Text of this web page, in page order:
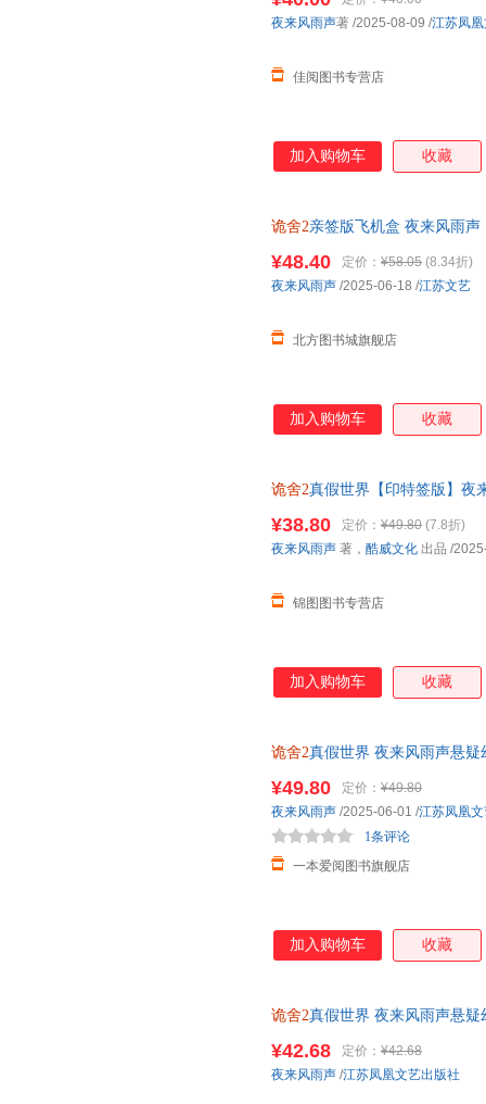
佳阅图书专营店
夜来风雨声著 /2025-08-09 /江苏凤
加入购物车 收藏
诡舍2亲签版飞机盒 夜来风雨声
¥48.40 定价： ¥58.05 (8.34折)
北方图书城旗舰店
夜来风雨声 /2025-06-18 /江苏文艺
加入购物车 收藏
诡舍2真假世界【印特签版】夜
¥38.80 定价： ¥49.80 (7.8折)
锦图图书专营店
夜来风雨声 著， 酷威文化 出品 /
加入购物车 收藏
诡舍2真假世界 夜来风雨声悬
¥49.80 定价： ¥49.80
一本爱阅图书旗舰店
1条评论
夜来风雨声 /2025-06-01 /江苏凤凰
加入购物车 收藏
诡舍2真假世界 夜来风雨声悬
¥42.68 定价： ¥42.68
夜来风雨声 /江苏凤凰文艺出版社